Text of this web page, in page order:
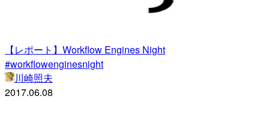
【レポート】Workflow Engines Night
#workflowenginesnight
川崎照夫
2017.06.08